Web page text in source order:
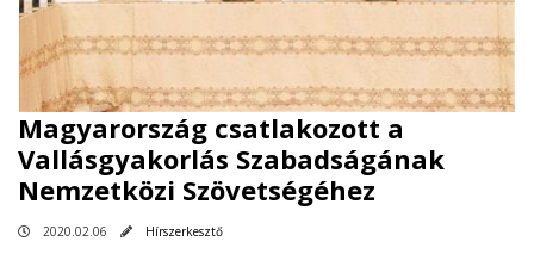
Magyarország csatlakozott a
Vallásgyakorlás Szabadságának
Nemzetközi Szövetségéhez
2020.02.06 Hírszerkesztő